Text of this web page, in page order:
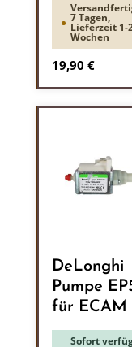
7 Tagen,
Lieferzeit 1-
Wochen
Regulärer Preis:
19,90 €
DeLonghi
Pumpe
für ECAM
Sofort